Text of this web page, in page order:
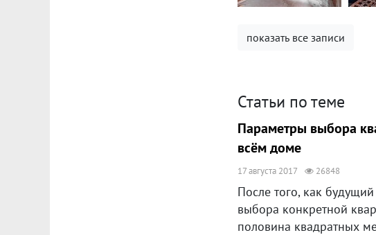
показать все записи
Статьи по теме
Параметры выбора
всём доме
17 августа 2017 26848
После того, как
выбора конкретной
половина квадратных